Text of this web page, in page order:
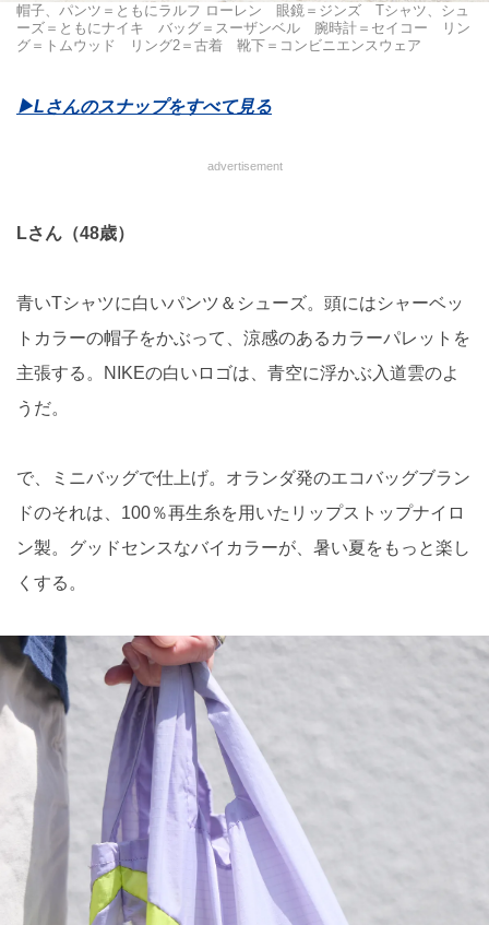
帽子、パンツ＝ともにラルフ ローレン 眼鏡＝ジンズ Tシャツ、シュ
ーズ＝ともにナイキ バッグ＝スーザンベル 腕時計＝セイコー リン
グ＝トムウッド リング2＝古着 靴下＝コンビニエンスウェア
▶︎Lさんのスナップをすべて見る
advertisement
Lさん（48歳）
青いTシャツに白いパンツ＆シューズ。頭にはシャーベッ
トカラーの帽子をかぶって、涼感のあるカラーパレットを
主張する。NIKEの白いロゴは、青空に浮かぶ入道雲のよ
うだ。
で、ミニバッグで仕上げ。オランダ発のエコバッグブラン
ドのそれは、100％再生糸を用いたリップストップナイロ
ン製。グッドセンスなバイカラーが、暑い夏をもっと楽し
くする。